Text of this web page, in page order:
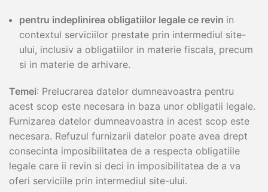
pentru indeplinirea obligatiilor legale ce revin in
contextul serviciilor prestate prin intermediul site-
ului, inclusiv a obligatiilor in materie fiscala, precum
si in materie de arhivare.
Temei: Prelucrarea datelor dumneavoastra pentru
acest scop este necesara in baza unor obligatii legale.
Furnizarea datelor dumneavoastra in acest scop este
necesara. Refuzul furnizarii datelor poate avea drept
consecinta imposibilitatea de a respecta obligatiile
legale care ii revin si deci in imposibilitatea de a va
oferi serviciile prin intermediul site-ului.